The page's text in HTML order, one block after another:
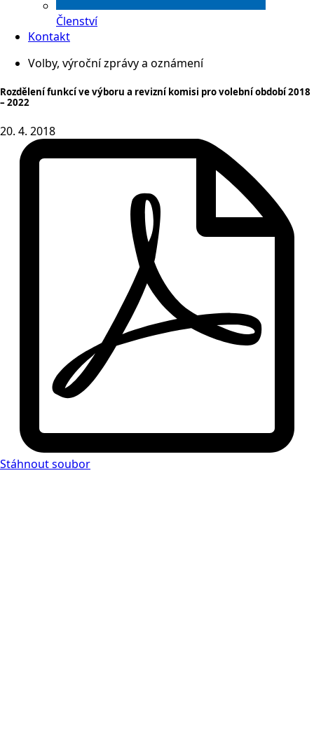
Členství
Kontakt
Volby, výroční zprávy a oznámení
Rozdělení funkcí ve výboru a revizní komisi pro volební období 2018
– 2022
20. 4. 2018
Stáhnout soubor